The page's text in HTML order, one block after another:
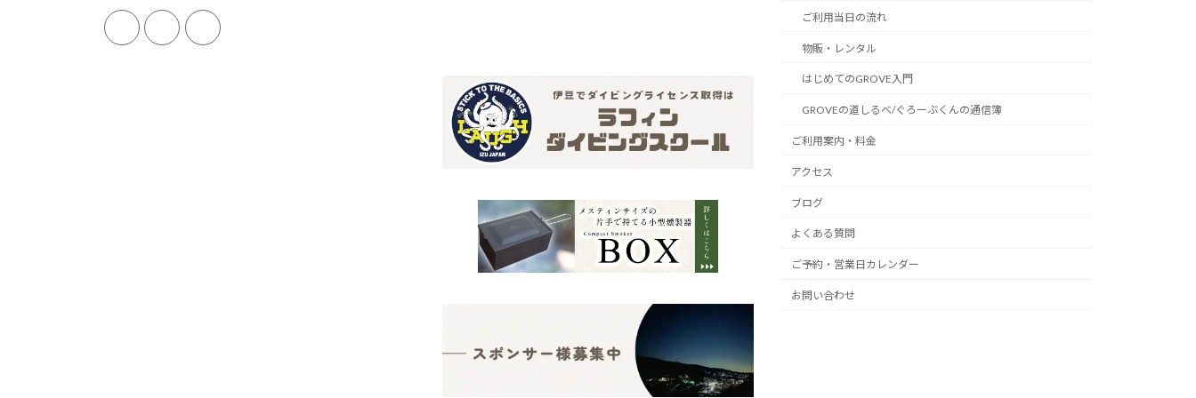
ご利用当日の流れ
物販・レンタル
はじめてのGROVE入門
GROVEの道しるべ/ぐろーぶくんの通信簿
ご利用案内・料金
アクセス
ブログ
よくある質問
ご予約・営業日カレンダー
お問い合わせ